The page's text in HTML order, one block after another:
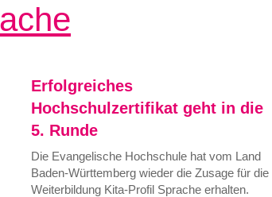
Erfolgreiches
Hochschulzertifikat geht in die
5. Runde
Die Evangelische Hochschule hat vom Land
Baden-Württemberg wieder die Zusage für die
Weiterbildung Kita-Profil Sprache erhalten.